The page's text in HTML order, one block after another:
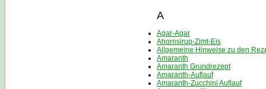
A
Agar-Agar
Ahornsirup-Zimt-Eis
Allgemeine Hinweise zu den
Amaranth
Amaranth Grundrezept
Amaranth-Auflauf
Amaranth-Zucchini Auflauf